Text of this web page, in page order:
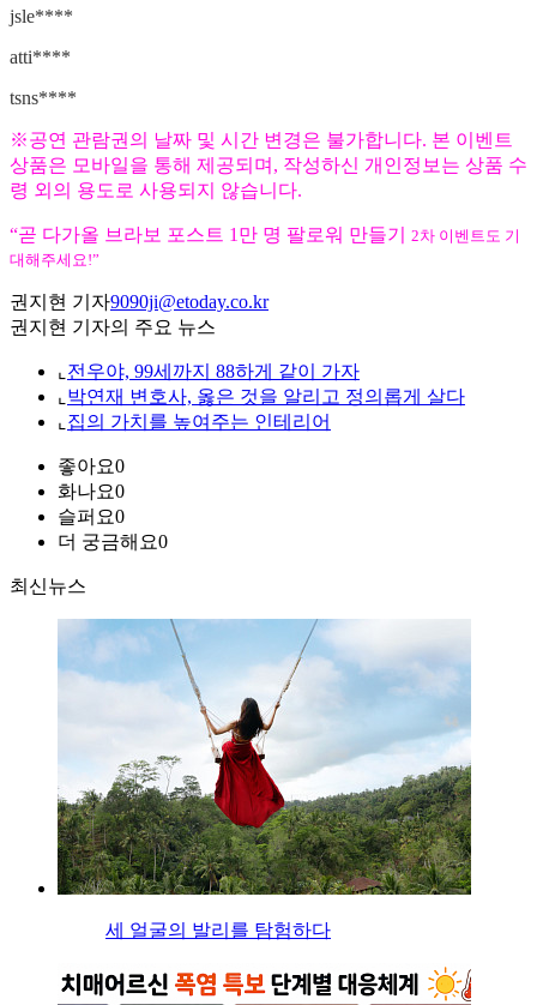
jsle****
atti****
tsns****
※공연 관람권의 날짜 및 시간 변경은 불가합니다. 본 이벤트
상품은 모바일을 통해 제공되며, 작성하신 개인정보는 상품 수
령 외의 용도로 사용되지 않습니다.
“곧 다가올 브라보 포스트 1만 명 팔로워 만들기 2차 이벤트도 기
대해주세요!”
권지현 기자9090ji@etoday.co.kr
권지현 기자의 주요 뉴스
⌞ 전우야, 99세까지 88하게 같이 가자
⌞ 박연재 변호사, 옳은 것을 알리고 정의롭게 살다
⌞ 집의 가치를 높여주는 인테리어
좋아요0
화나요0
슬퍼요0
더 궁금해요0
최신뉴스
세 얼굴의 발리를 탐험하다